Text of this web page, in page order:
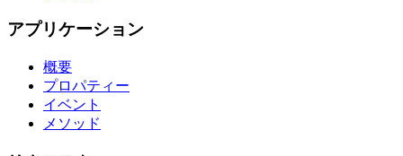
アプリケーション
概要
プロパティー
イベント
メソッド